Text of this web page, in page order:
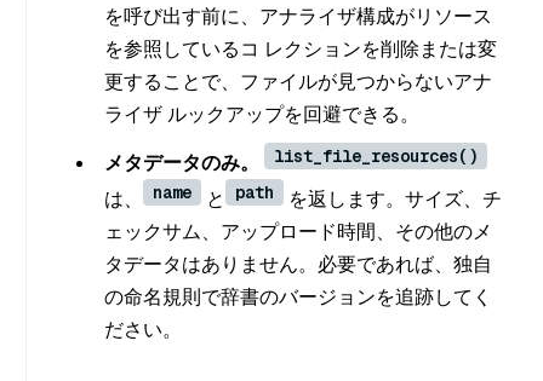
を呼び出す前に、アナライザ構成がリソース
を参照しているコ レクションを削除または変
更することで、ファイルが見つからないアナ
ライザ ルックアップを回避できる。
メタデータのみ。
list_file_resources()
は、 name と path
を返します。サイズ、チ
ェックサム、アップロード時間、その他のメ
タデータはありません。必要であれば、独自
の命名規則で辞書のバージョンを追跡してく
ださい。